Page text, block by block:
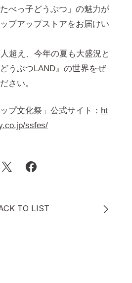
べっ子どうぶつ」の魅力が
プアップストアをお届けい
超え、今年の夏も大盛況と
うぶつLAND』の世界をぜ
さい。
プ文化祭」公式サイト： ht
ssfes/
TO LIST